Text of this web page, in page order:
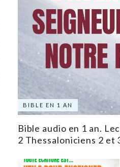
BIBLE EN 1 AN
Bible audio en 1 an.
2 Thessaloniciens 2 et